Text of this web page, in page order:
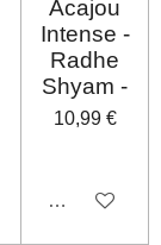
Acajou
Intense -
Radhe
Shyam -
10,99 €
Désactivé